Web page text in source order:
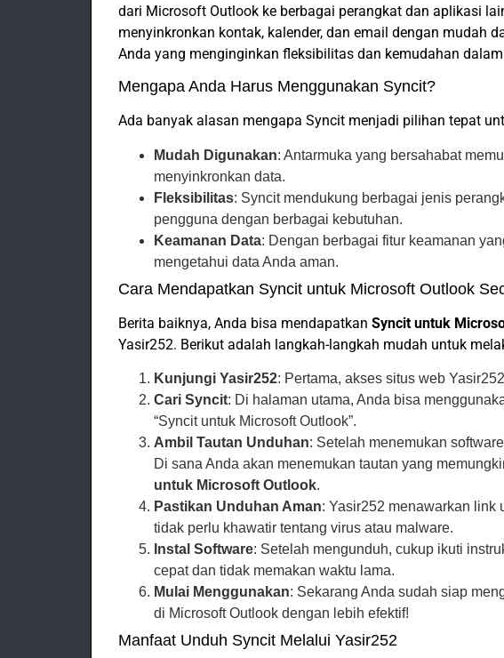
dari Microsoft Outlook ke berbagai perangkat dan aplikasi
menyinkronkan kontak, kalender, dan email dengan mudah
Anda yang menginginkan fleksibilitas dan kemudahan
Mengapa Anda Harus Menggunakan Syncit?
Ada banyak alasan mengapa Syncit menjadi pilihan tepat
Mudah Digunakan: Antarmuka yang bersahabat
menyinkronkan data.
Fleksibilitas: Syncit mendukung berbagai jenis
pengguna dengan berbagai kebutuhan.
Keamanan Data: Dengan berbagai fitur keamanan
mengetahui data Anda aman.
Cara Mendapatkan Syncit untuk Microsoft Outlook
Berita baiknya, Anda bisa mendapatkan Syncit untuk
Yasir252. Berikut adalah langkah-langkah mudah untuk
Kunjungi Yasir252: Pertama, akses situs web
Cari Syncit: Di halaman utama, Anda bisa
“Syncit untuk Microsoft Outlook”.
Ambil Tautan Unduhan: Setelah menemukan
Di sana Anda akan menemukan tautan yang
untuk Microsoft Outlook.
Pastikan Unduhan Aman: Yasir252 menawarkan link
tidak perlu khawatir tentang virus atau malware.
Instal Software: Setelah mengunduh, cukup ikuti
cepat dan tidak memakan waktu lama.
Mulai Menggunakan: Sekarang Anda sudah siap
di Microsoft Outlook dengan lebih efektif!
Manfaat Unduh Syncit Melalui Yasir252